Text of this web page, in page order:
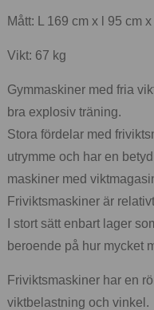
Mått: L 169 cm x l 95 cm
Vikt: 67 kg
Gymmaskiner med fria
bra explosiv träning.
Stora fördelar med
utrymme och har en
maskiner med
Friviktsmaskiner är
I stort sätt enbart lager
beroende på hur mycket
Friviktsmaskiner har en
viktbelastning och vinkel.